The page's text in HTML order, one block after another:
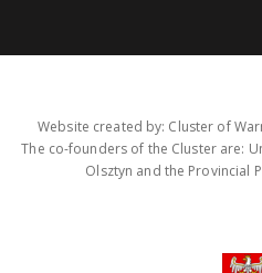
Website created by: Cluster of
The co-founders of the Cluster are:
Olsztyn and the Provincial